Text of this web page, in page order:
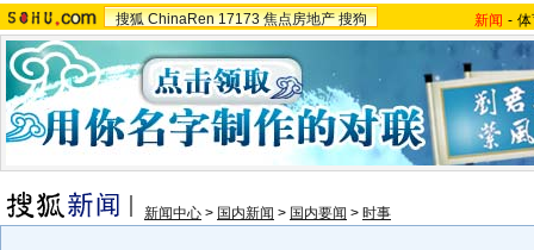
搜狐 ChinaRen 17173 焦点房地产 搜狗 新闻 -
新闻中心 > 国内新闻 > 国内要闻 > 时事